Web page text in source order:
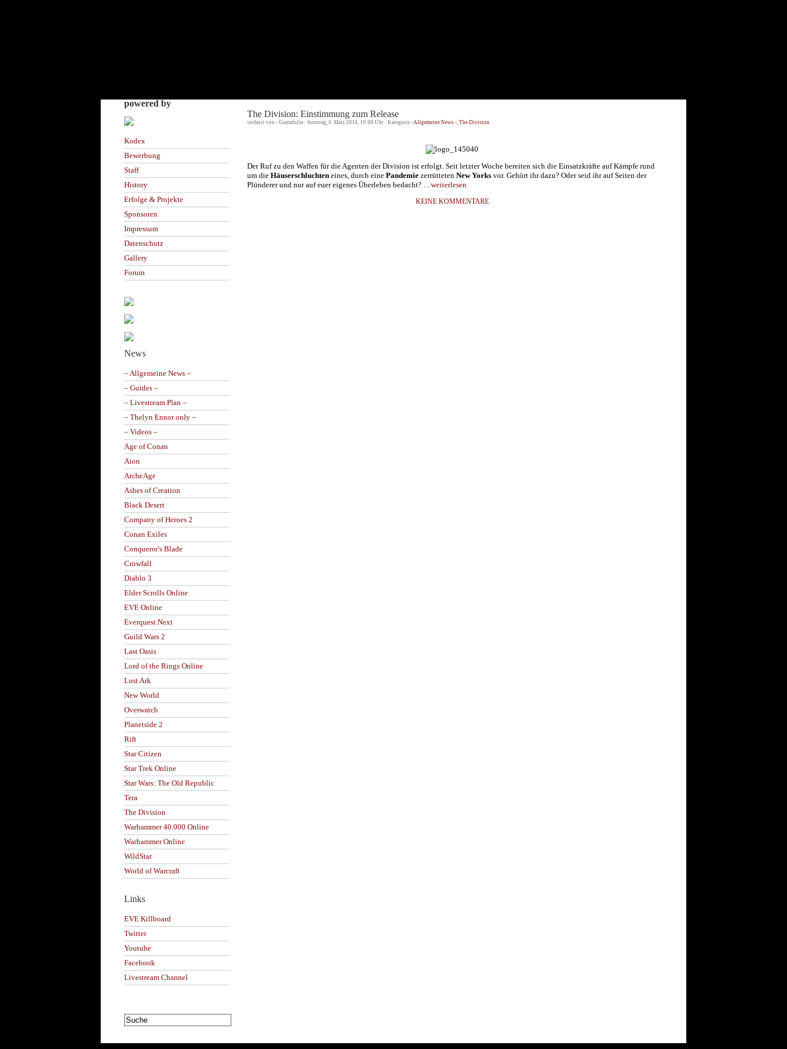
powered by
Kodex
Bewerbung
Staff
History
Erfolge & Projekte
Sponsoren
Impressum
Datenschutz
Gallery
Forum
News
– Allgemeine News –
– Guides –
– Livestream Plan –
– Thelyn Ennor only –
– Videos –
Age of Conan
Aion
ArcheAge
Ashes of Creation
Black Desert
Company of Heroes 2
Conan Exiles
Conqueror's Blade
Crowfall
Diablo 3
Elder Scrolls Online
EVE Online
Everquest Next
Guild Wars 2
Last Oasis
Lord of the Rings Online
Lost Ark
New World
Overwatch
Planetside 2
Rift
Star Citizen
Star Trek Online
Star Wars: The Old Republic
Tera
The Division
Warhammer 40.000 Online
Warhammer Online
WildStar
World of Warcraft
Links
EVE Killboard
Twitter
Youtube
Facebook
Livestream Channel
The Division: Einstimmung zum Release
verfasst von - Gramdulin · Sonntag, 6. März 2016, 19:00 Uhr · Kategorie - Allgemeine News -, The Division
Der Ruf zu den Waffen für die Agenten der Division ist erfolgt. Seit letzter Woche bereiten sich die Einsatzkräfte auf Kämpfe rund
um die Häuserschluchten eines, durch eine Pandemie zerrütteten New Yorks vor. Gehört ihr dazu? Oder seid ihr auf Seiten der
Plünderer und nur auf euer eigenes Überleben bedacht?
…weiterlesen
KEINE KOMMENTARE